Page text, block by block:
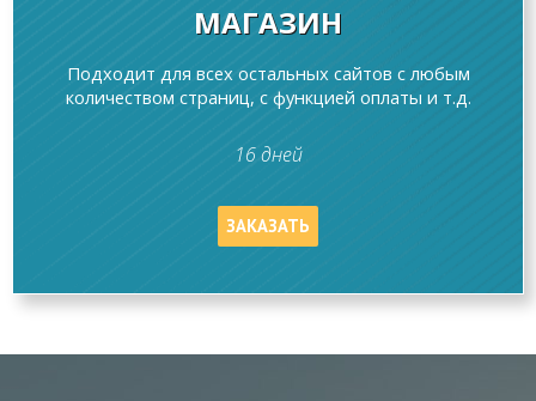
МАГАЗИН
Подходит для всех остальных сайтов с любым
количеством страниц, с функцией оплаты и т.д.
16 дней
ЗАКАЗАТЬ